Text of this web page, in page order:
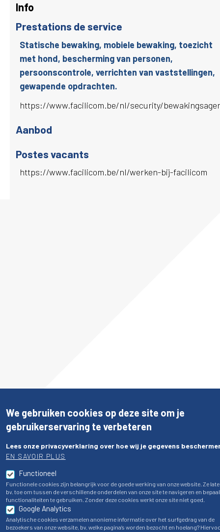
Info
Prestations de service
Statische bewaking, mobiele bewaking, toezicht
met hond, bescherming van personen,
persoonscontrole, verrichten van vaststellingen,
gewapende opdrachten.
https://www.facilicom.be/nl/security/
Aanbod
Postes vacants
https://www.facilicom.be/nl/werken-bij-facilicom
Disclaimer- BVBO-APEG
We gebruiken cookies op deze site om je
gebruikerservaring te verbeteren
Lees onze privacyverklaring over hoe wij je gegevens
EN SAVOIR PLUS
Functioneel
Functionele cookies zijn belangrijk voor de goede werking van onze website. Ze
bv. toe om tussen de verschillende onderdelen van onze site te navigeren en
functionaliteiten te gebruiken. Zonder deze cookies werkt onze site niet goed.
Google Analytics
Analytische cookies verzamelen anonieme informatie over het surfgedrag van de
bezoekers van onze website, bv. welke pagina’s worden bezocht en hoelang?